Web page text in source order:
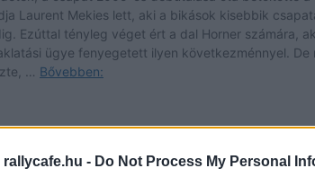
rallycafe.hu - Do Not Process My Personal